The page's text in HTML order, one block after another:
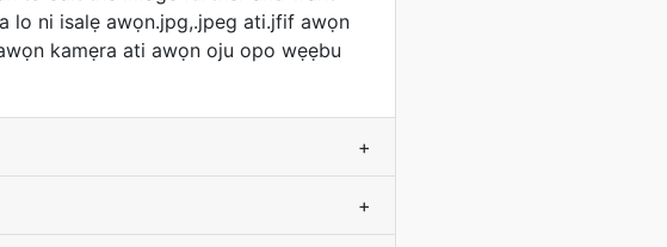
lo ni isalẹ awọn.jpg,.jpeg ati.jfif awọn
kamẹra ati awọn oju opo wẹẹbu
+
+